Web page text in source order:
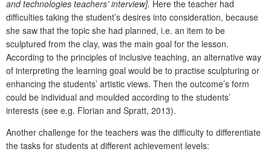
and technologies teachers’ interview]. Here the teacher had
difficulties taking the student’s desires into consideration, because
she saw that the topic she had planned, i.e. an item to be
sculptured from the clay, was the main goal for the lesson.
According to the principles of inclusive teaching, an alternative way
of interpreting the learning goal would be to practise sculpturing or
enhancing the students’ artistic views. Then the outcome’s form
could be individual and moulded according to the students’
interests (see e.g. Florian and Spratt, 2013).
Another challenge for the teachers was the difficulty to differentiate
the tasks for students at different achievement levels: